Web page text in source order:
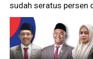
sudah seratus persen